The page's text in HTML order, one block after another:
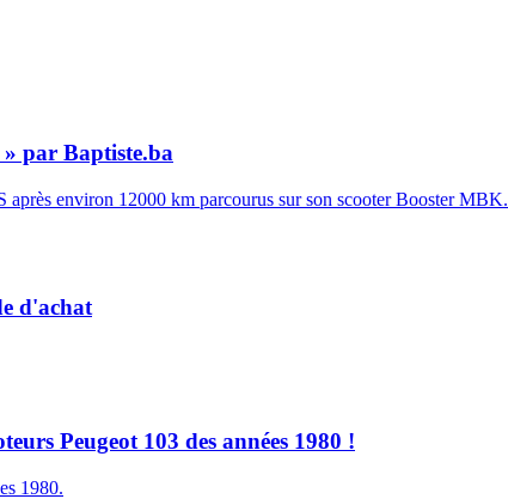
par Baptiste.ba
environ 12000 km parcourus sur son scooter Booster
d'achat
Peugeot 103 des années 1980 !
1980.